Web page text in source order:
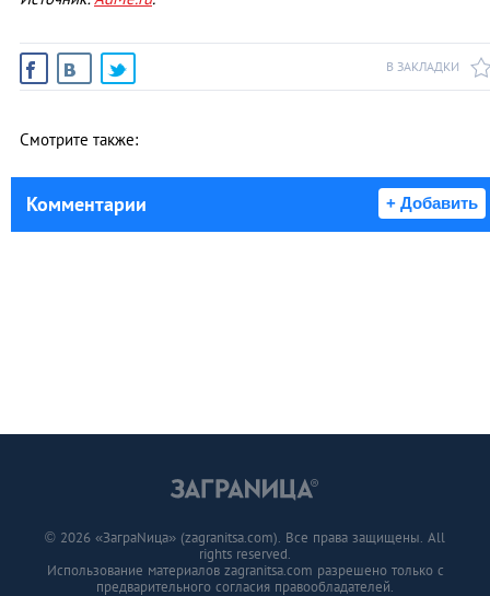
В ЗАКЛАДКИ
Смотрите также:
Комментарии + Добавить
© 2026 «ЗаграNица» (zagranitsa.com). Все права защищены. All
rights reserved.
Использование материалов zagranitsa.com разрешено только с
предварительного согласия правообладателей.